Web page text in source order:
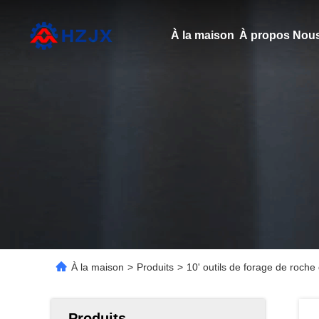
À la maison À propos
À la maison > Produits > 10' outils de forage de